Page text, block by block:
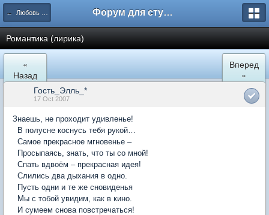
← Любовь и романтические отношения Форум для студента СГА
Романтика (лирика)
«
Назад
Вперед
»
Гость_Элль_*
17 Oct 2007
Знаешь, не проходит удивленье!
В полусне коснусь тебя рукой…
Самое прекрасное мгновенье –
Просыпаясь, знать, что ты со мной!
Спать вдвоём – прекрасная идея!
Слились два дыхания в одно.
Пусть одни и те же сновиденья
Мы с тобой увидим, как в кино.
И сумеем снова повстречаться!